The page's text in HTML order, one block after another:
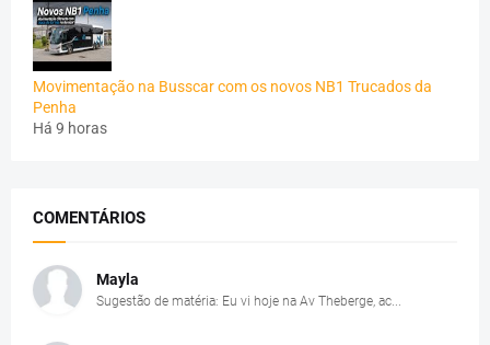
Movimentação na Busscar com os novos NB1 Trucados da
Penha
Há 9 horas
COMENTÁRIOS
Mayla
Sugestão de matéria: Eu vi hoje na Av Theberge, ac...